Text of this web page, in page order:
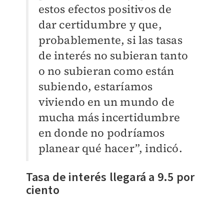
estos efectos positivos de
dar certidumbre y que,
probablemente, si las tasas
de interés no subieran tanto
o no subieran como están
subiendo, estaríamos
viviendo en un mundo de
mucha más incertidumbre
en donde no podríamos
planear qué hacer”, indicó.
Tasa de interés llegará a 9.5 por
ciento